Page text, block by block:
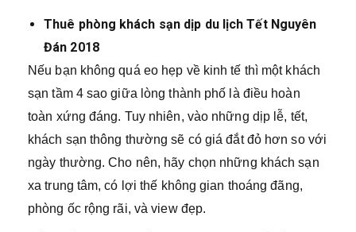
Thuê phòng khách sạn dịp du lịch Tết Nguyên
Đán 2018
Nếu bạn không quá eo hẹp về kinh tế thì một khách
sạn tầm 4 sao giữa lòng thành phố là điều hoàn
toàn xứng đáng. Tuy nhiên, vào những dịp lễ, tết,
khách sạn thông thường sẽ có giá đắt đỏ hơn so với
ngày thường. Cho nên, hãy chọn những khách sạn
xa trung tâm, có lợi thế không gian thoáng đãng,
phòng ốc rộng rãi, và view đẹp.